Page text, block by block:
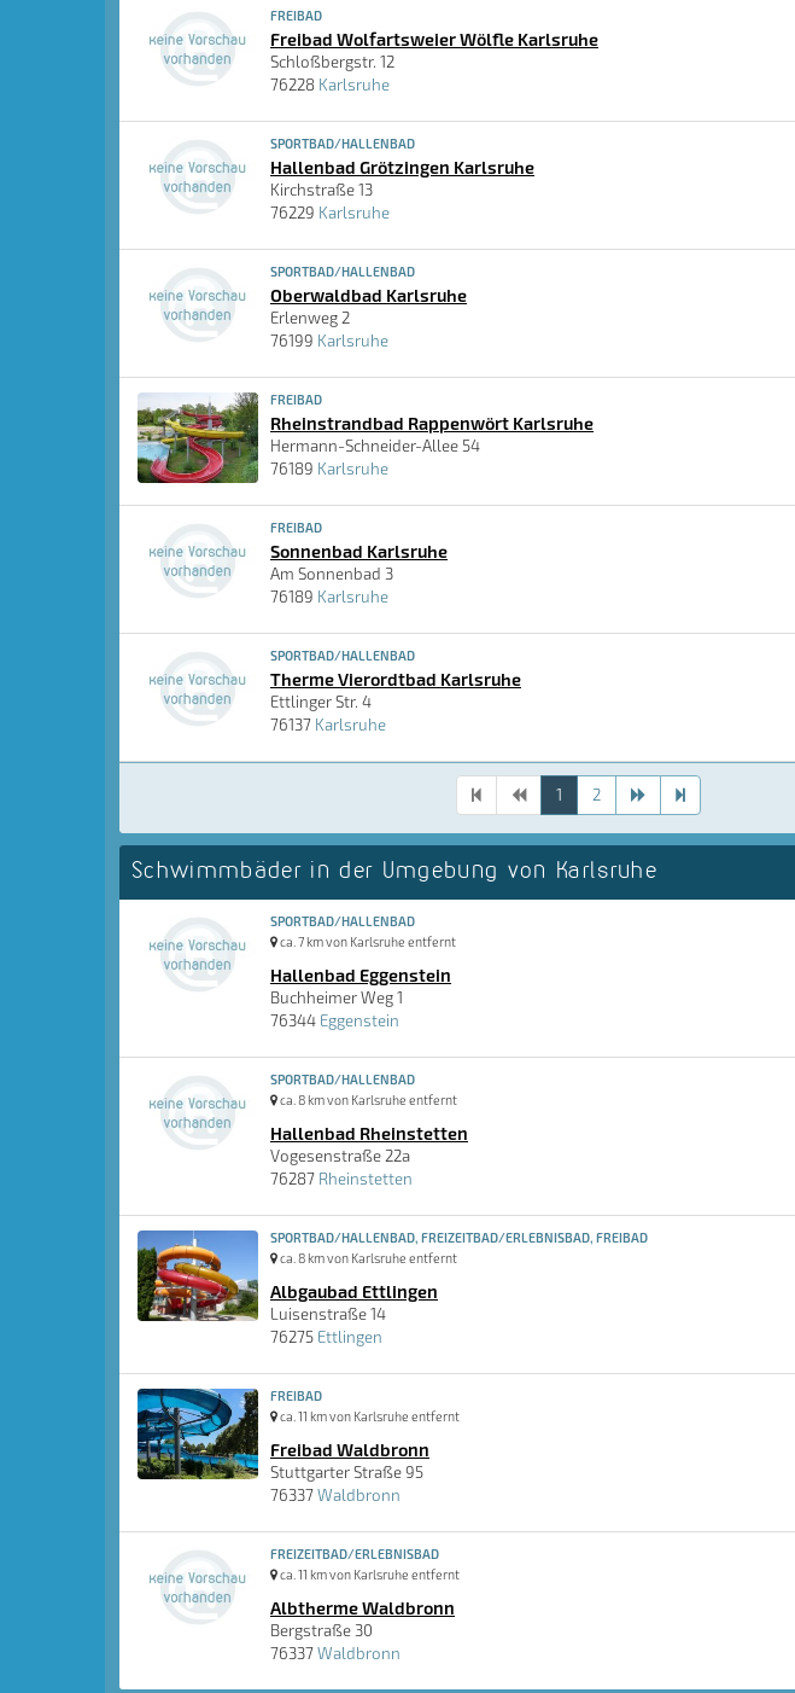
FREIBAD
Freibad Wolfartsweier Wölfle Karlsruhe
Schloßbergstr. 12
76228 Karlsruhe
SPORTBAD/HALLENBAD
Hallenbad Grötzingen Karlsruhe
Kirchstraße 13
76229 Karlsruhe
SPORTBAD/HALLENBAD
Oberwaldbad Karlsruhe
Erlenweg 2
76199 Karlsruhe
FREIBAD
Rheinstrandbad Rappenwört Karlsruhe
Hermann-Schneider-Allee 54
76189 Karlsruhe
FREIBAD
Sonnenbad Karlsruhe
Am Sonnenbad 3
76189 Karlsruhe
SPORTBAD/HALLENBAD
Therme Vierordtbad Karlsruhe
Ettlinger Str. 4
76137 Karlsruhe
1 2
Schwimmbäder in der Umgebung von Karlsruhe
SPORTBAD/HALLENBAD
ca. 7 km von Karlsruhe entfernt
Hallenbad Eggenstein
Buchheimer Weg 1
76344 Eggenstein
SPORTBAD/HALLENBAD
ca. 8 km von Karlsruhe entfernt
Hallenbad Rheinstetten
Vogesenstraße 22a
76287 Rheinstetten
SPORTBAD/HALLENBAD, FREIZEITBAD/ERLEBNISBAD, FREIBAD
ca. 8 km von Karlsruhe entfernt
Albgaubad Ettlingen
Luisenstraße 14
76275 Ettlingen
FREIBAD
ca. 11 km von Karlsruhe entfernt
Freibad Waldbronn
Stuttgarter Straße 95
76337Waldbronn
FREIZEITBAD/ERLEBNISBAD
ca. 11 km von Karlsruhe entfernt
Albtherme Waldbronn
Bergstraße 30
76337Waldbronn